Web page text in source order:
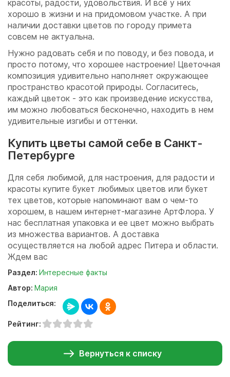
красоты, радости, удовольствия. И всё у них
хорошо в жизни и на придомовом участке. А при
наличии доставки цветов по городу примета
совсем не актуальна.
Нужно радовать себя и по поводу, и без повода, и
просто потому, что хорошее настроение! Цветочная
композиция удивительно наполняет окружающее
пространство красотой природы. Согласитесь,
каждый цветок - это как произведение искусства,
им можно любоваться бесконечно, находить в нем
удивительные изгибы и оттенки.
Купить цветы самой себе в Санкт-
Петербурге
Для себя любимой, для настроения, для радости и
красоты купите букет любимых цветов или букет
тех цветов, которые напоминают вам о чем-то
хорошем, в нашем интернет-магазине АртФлора. У
нас бесплатная упаковка и ее цвет можно выбрать
из множества вариантов. А доставка
осуществляется на любой адрес Питера и области.
Ждем вас
Раздел: Интересные факты
Автор: Мария
Поделиться:
Рейтинг:
Вернуться к списку